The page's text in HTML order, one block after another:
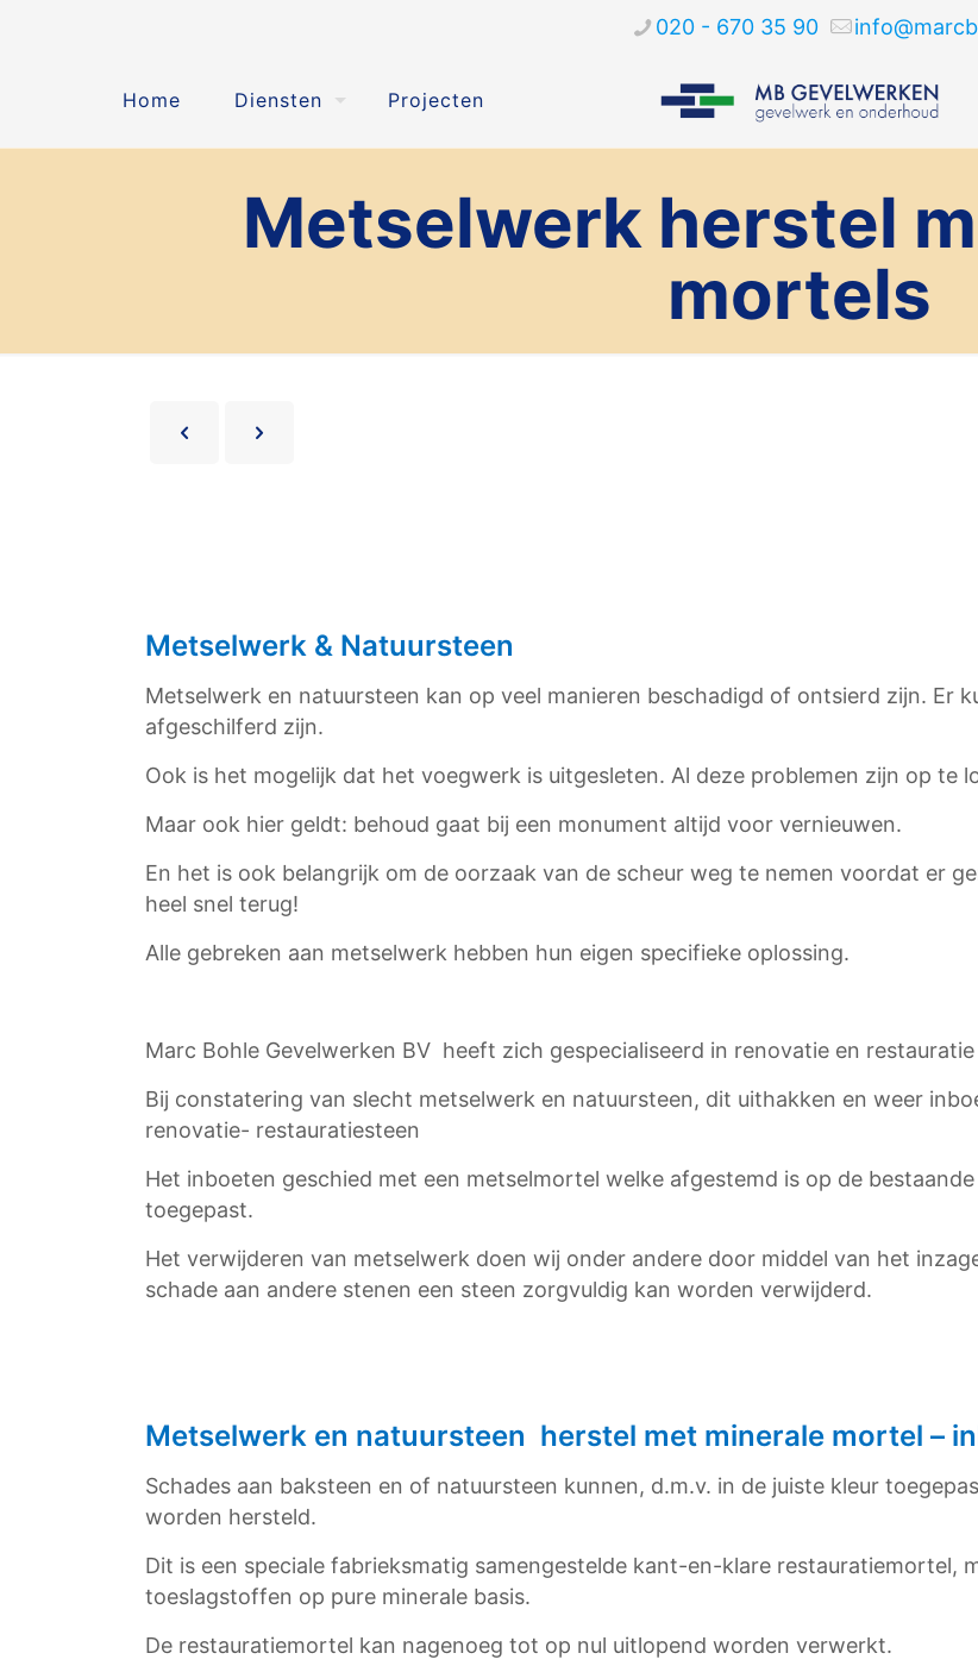
020 - 670 35 90
Home Diensten Projecten
Metselwerk herstel
mortels
Metselwerk & Natuursteen
Metselwerk en natuursteen kan op veel manieren beschadigd of ontsierd zijn. Er
afgeschilferd zijn.
Ook is het mogelijk dat het voegwerk is uitgesleten. Al deze problemen zijn op te
Maar ook hier geldt: behoud gaat bij een monument altijd voor vernieuwen.
En het is ook belangrijk om de oorzaak van de scheur weg te nemen voordat er
heel snel terug!
Alle gebreken aan metselwerk hebben hun eigen specifieke oplossing.
Marc Bohle Gevelwerken BV heeft zich gespecialiseerd in renovatie en
Bij constatering van slecht metselwerk en natuursteen, dit uithakken en weer
renovatie- restauratiesteen
Het inboeten geschied met een metselmortel welke afgestemd is op de
toegepast.
Het verwijderen van metselwerk doen wij onder andere door middel van het
schade aan andere stenen een steen zorgvuldig kan worden verwijderd.
Metselwerk en natuursteen herstel met minerale mortel –
Schades aan baksteen en of natuursteen kunnen, d.m.v. in de juiste kleur
worden hersteld.
Dit is een speciale fabrieksmatig samengestelde kant-en-klare restauratiemortel,
toeslagstoffen op pure minerale basis.
De restauratiemortel kan nagenoeg tot op nul uitlopend worden verwerkt.